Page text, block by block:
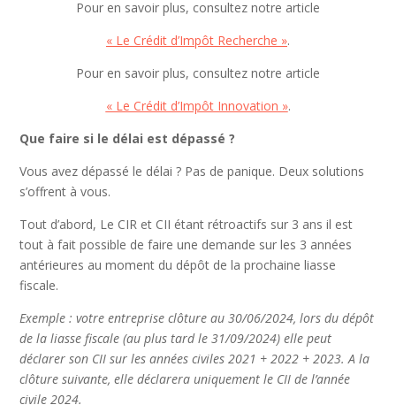
Pour en savoir plus, consultez notre article
« Le Crédit d’Impôt Recherche ».
Pour en savoir plus, consultez notre article
« Le Crédit d’Impôt Innovation ».
Que faire si le délai est dépassé ?
Vous avez dépassé le délai ? Pas de panique. Deux solutions
s’offrent à vous.
Tout d’abord, Le CIR et CII étant rétroactifs sur 3 ans il est
tout à fait possible de faire une demande sur les 3 années
antérieures au moment du dépôt de la prochaine liasse
fiscale.
Exemple : votre entreprise clôture au 30/06/2024, lors du dépôt
de la liasse fiscale (au plus tard le 31/09/2024) elle peut
déclarer son CII sur les années civiles 2021 + 2022 + 2023. A la
clôture suivante, elle déclarera uniquement le CII de l’année
civile 2024.